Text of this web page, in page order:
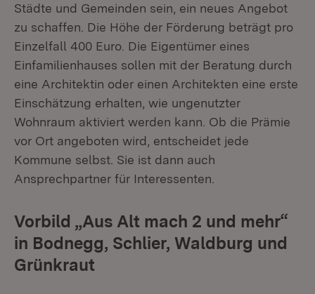
Städte und Gemeinden sein, ein neues Angebot
zu schaffen. Die Höhe der Förderung beträgt pro
Einzelfall 400 Euro. Die Eigentümer eines
Einfamilienhauses sollen mit der Beratung durch
eine Architektin oder einen Architekten eine erste
Einschätzung erhalten, wie ungenutzter
Wohnraum aktiviert werden kann. Ob die Prämie
vor Ort angeboten wird, entscheidet jede
Kommune selbst. Sie ist dann auch
Ansprechpartner für Interessenten.
Vorbild „Aus Alt mach 2 und mehr“
in Bodnegg, Schlier, Waldburg und
Grünkraut